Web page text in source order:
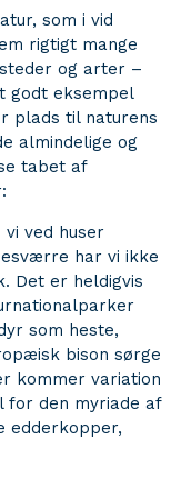
som i vid
rigtigt mange
og arter –
godt eksempel
plads til naturens
almindelige og
tabet af
ved huser
har vi ikke
Det er heldigvis
som heste,
bison sørge
kommer variation
for den myriade af
edderkopper,